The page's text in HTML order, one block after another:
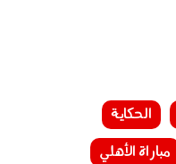
الحكاية
مباراة الأهلي